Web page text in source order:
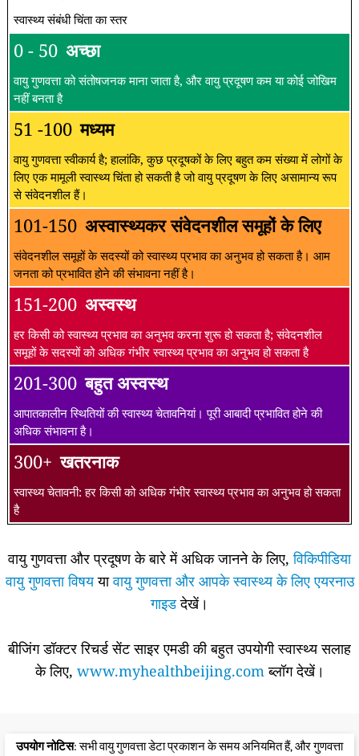
स्वास्थ्य संबंधी चिंता का स्तर
0 - 50 अच्छा
वायु गुणवत्ता को संतोषजनक माना जाता है, और वायु प्रदूषण कम या कोई जोखिम
नहीं बनता है
51 -100 मध्यम
वायु गुणवत्ता स्वीकार्य है; हालांकि, कुछ प्रदूषकों के लिए बहुत कम संख्या में लोगों के
लिए एक मामूली स्वास्थ्य चिंता हो सकती है जो वायु प्रदूषण के लिए असामान्य रूप
से संवेदनशील हैं।
101-150 अस्वास्थ्यकर संवेदनशील समूहों के लिए
संवेदनशील समूहों के सदस्यों को स्वास्थ्य प्रभाव का अनुभव हो सकता है। आम
जनता को प्रभावित होने की संभावना नहीं है।
151-200 अस्वस्थ
हर किसी को स्वास्थ्य प्रभाव का अनुभव करना शुरू हो सकता है; संवेदनशील
समूहों के सदस्यों को अधिक गंभीर स्वास्थ्य प्रभाव का अनुभव हो सकता है
201-300 बहुत अस्वस्थ
आपातकालीन स्थितियों की स्वास्थ्य चेतावनियां। पूरी आबादी प्रभावित होने की
अधिक संभावना है।
300+ खतरनाक
स्वास्थ्य चेतावनी: हर किसी को अधिक गंभीर स्वास्थ्य प्रभाव का अनुभव हो सकता
है
वायु गुणवत्ता और प्रदूषण के बारे में अधिक जानने के लिए,विकिपीडिया
वायु गुणवत्ता विषययावायु गुणवत्ता और आपके स्वास्थ्य के लिए एयरनाउ
गाइडदेखें।
बीजिंग डॉक्टर रिचर्ड सेंट साइर एमडी की बहुत उपयोगी स्वास्थ्य सलाह
के लिए, www.myhealthbeijing.comब्लॉग देखें।
उपयोग नोटिस: सभी वायु गुणवत्ता डेटा प्रकाशन के समय अनियमित हैं, और गुणवत्ता